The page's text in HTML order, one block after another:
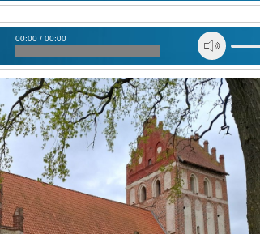
00:00 / 00:00